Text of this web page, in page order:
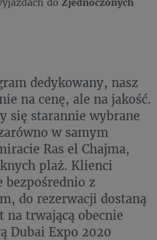
dedykowany, nasz
na cenę, ale na jakość.
się starannie wybrane
w samym
Ras el Chajma,
plaż. Klienci
bezpośrednio z
do rezerwacji dostaną
trwającą obecnie
Dubai Expo 2020